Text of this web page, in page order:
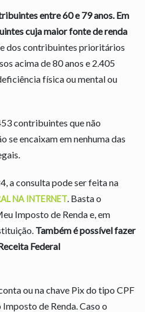
entre 60 e 79 anos. Em
cuja maior fonte de renda
dos contribuintes prioritários
acima de 80 anos e 2.405
física ou mental ou
contribuintes que não
se encaixam em nenhuma das
a consulta pode ser feita na
NA INTERNET. Basta o
Imposto de Renda e, em
Também é possível fazer
Federal
ou na chave Pix do tipo CPF
de Renda. Caso o